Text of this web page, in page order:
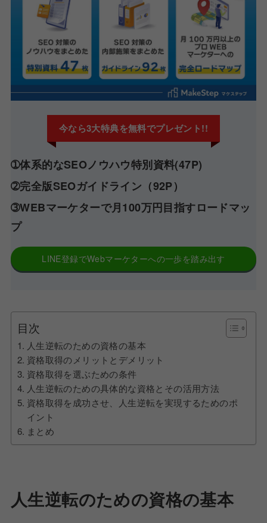
今なら3大特典を無料でプレゼント!!
➀体系的なSEOノウハウ特別資料(47P)
➁完全版SEOガイドライン（92P）
➂WEBマーケターで月100万円目指すロードマッ
プ
LINE登録でWebマーケターへの一歩を踏み出す
目次
人生逆転のための資格の基本
資格取得のメリットとデメリット
資格取得を選ぶための条件
人生逆転のための具体的な資格とその活用方法
資格取得を成功させ、人生逆転を実現するためのポ
イント
まとめ
人生逆転のための資格の基本